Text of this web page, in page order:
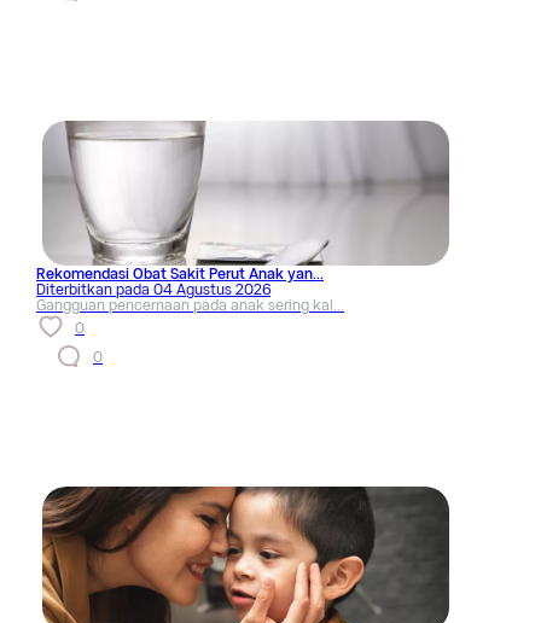
Rekomendasi Obat Sakit Perut Anak yan...
Diterbitkan pada 04 Agustus 2026
Gangguan pencernaan pada anak sering kal...
0
0